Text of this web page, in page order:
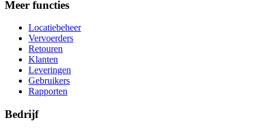
Meer functies
Locatiebeheer
Vervoerders
Retouren
Klanten
Leveringen
Gebruikers
Rapporten
Bedrijf